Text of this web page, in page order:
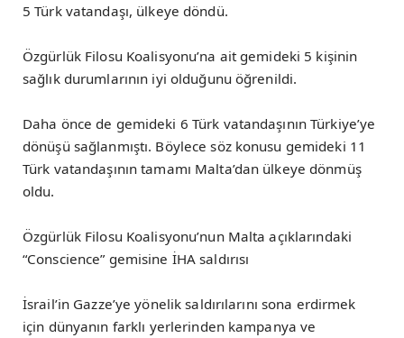
5 Türk vatandaşı, ülkeye döndü.
Özgürlük Filosu Koalisyonu’na ait gemideki 5 kişinin
sağlık durumlarının iyi olduğunu öğrenildi.
Daha önce de gemideki 6 Türk vatandaşının Türkiye’ye
dönüşü sağlanmıştı. Böylece söz konusu gemideki 11
Türk vatandaşının tamamı Malta’dan ülkeye dönmüş
oldu.
Özgürlük Filosu Koalisyonu’nun Malta açıklarındaki
“Conscience” gemisine İHA saldırısı
İsrail’in Gazze’ye yönelik saldırılarını sona erdirmek
için dünyanın farklı yerlerinden kampanya ve